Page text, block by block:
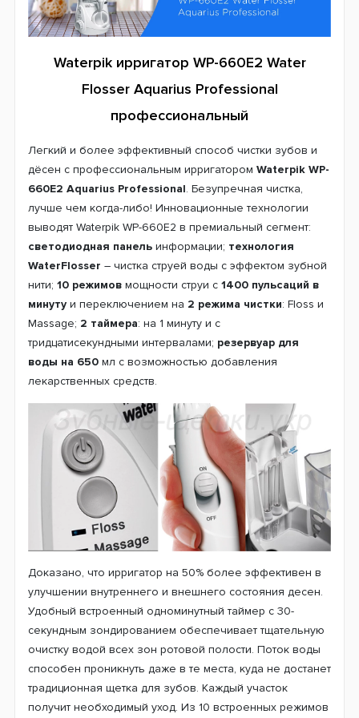
Waterpik ирригатор WP-660E2 Water
Flosser Aquarius Professional
профессиональный
Легкий и более эффективный способ чистки зубов и
дёсен с профессиональным ирригатором Waterpik WP-
660E2 Aquarius Professional. Безупречная чистка,
лучше чем когда-либо! Инновационные технологии
выводят Waterpik WP-660E2 в премиальный сегмент:
светодиодная панель информации; технология
WaterFlosser – чистка струей воды с эффектом зубной
нити; 10 режимов мощности струи с 1400 пульсаций в
минуту и переключением на 2 режима чистки: Floss и
Massage; 2 таймера: на 1 минуту и с
тридцатисекундными интервалами; резервуар для
воды на 650 мл с возможностью добавления
лекарственных средств.
Доказано, что ирригатор на 50% более эффективен в
улучшении внутреннего и внешнего состояния десен.
Удобный встроенный одноминутный таймер с 30-
секундным зондированием обеспечивает тщательную
очистку водой всех зон ротовой полости. Поток воды
способен проникнуть даже в те места, куда не достанет
традиционная щетка для зубов. Каждый участок
получит необходимый уход. Из 10 встроенных режимов